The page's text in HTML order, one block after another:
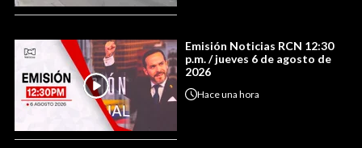
Emisión Noticias RCN 12:30
p.m. / jueves 6 de agosto de
2026
Haceuna hora